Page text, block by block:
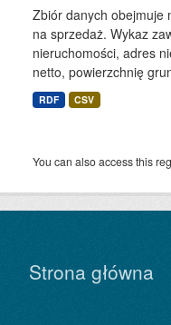
Zbiór danych obejmuje
na sprzedaż. Wykaz
nieruchomości, adres
netto, powierzchnię
RDF CSV
You can also access this
Strona główna